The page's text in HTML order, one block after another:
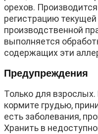
орехов.
регистрацию
производственной
выполняется
содержащих эти
Предупреждения
Только для
кормите грудью,
есть заболевания,
Хранить в